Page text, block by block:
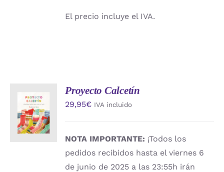
El precio incluye el IVA.
AÑADIR
AL
CARRITO
/
DETALLES
Proyecto Calcetín
29,95€ IVA incluido
NOTA IMPORTANTE: ¡Todos los
pedidos recibidos hasta el viernes 6
de junio de 2025 a las 23:55h irán